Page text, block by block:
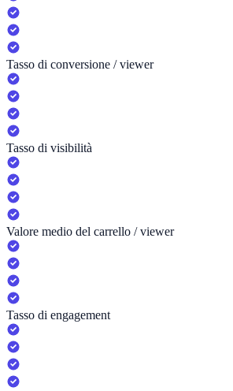
Tasso di conversione / viewer
Tasso di visibilità
Valore medio del carrello / viewer
Tasso di engagement